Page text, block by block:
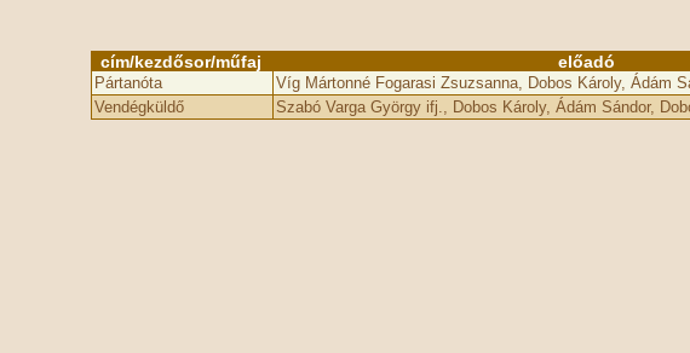
cím/kezdősor/műfaj előadó
Pártanóta Víg Mártonné Fogarasi Zsuzsanna, Dobos Károly, Ádám
Vendégküldő
Szabó Varga György ifj., Dobos Károly, Ádám Sándor,